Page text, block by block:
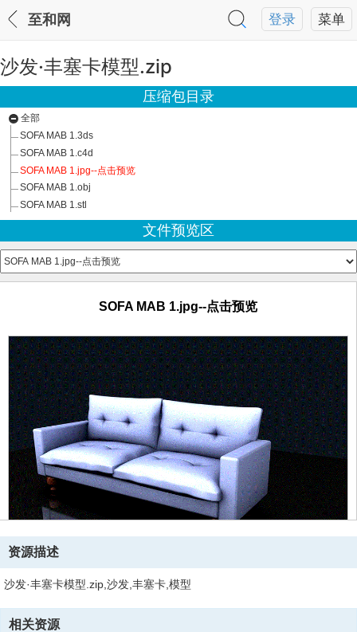
菜单
登录
至和网
沙发·丰塞卡模型.zip
压缩包目录
全部
SOFA MAB 1.3ds
SOFA MAB 1.c4d
SOFA MAB 1.jpg--点击预览
SOFA MAB 1.obj
SOFA MAB 1.stl
文件预览区
SOFA MAB 1.jpg--点击预览
资源描述
沙发·丰塞卡模型.zip,沙发,丰塞卡,模型
相关资源